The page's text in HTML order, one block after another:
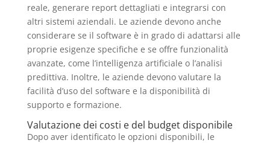
reale, generare report dettagliati e integrarsi con
altri sistemi aziendali. Le aziende devono anche
considerare se il software è in grado di adattarsi alle
proprie esigenze specifiche e se offre funzionalità
avanzate, come l’intelligenza artificiale o l’analisi
predittiva. Inoltre, le aziende devono valutare la
facilità d’uso del software e la disponibilità di
supporto e formazione.
Valutazione dei costi e del budget disponibile
Dopo aver identificato le opzioni disponibili, le